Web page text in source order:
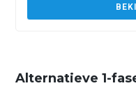
Alternatieve 1-